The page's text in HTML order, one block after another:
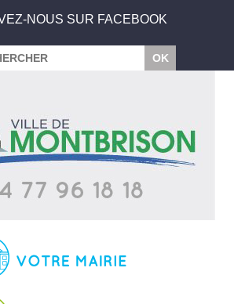
NOUS SUR FACEBOOK